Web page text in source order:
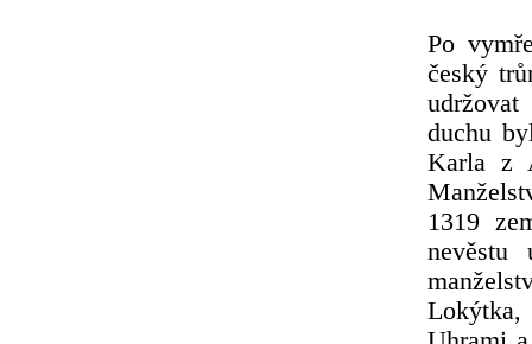
Po
český
duchu
Karla z
1319
nevěstu